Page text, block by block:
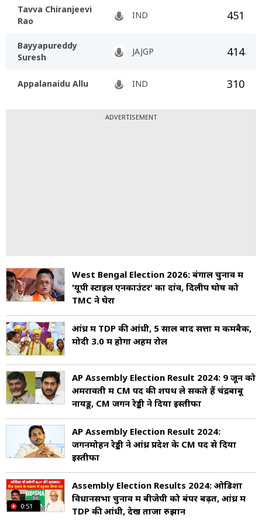
Tavva Chiranjeevi
Rao
IND 451
Bayyapureddy
Suresh
JAJGP 414
Appalanaidu Allu IND 310
ADVERTISEMENT
West Bengal Election 2026: बंगाल चुनाव में
'यूपी स्टाइल एनकाउंटर' का दांव, दिलीप घोष को
TMC ने घेरा
आंध्र में TDP की आंधी, 5 साल बाद सत्ता में कमबैक,
मोदी 3.0 में होगा अहम रोल
AP Assembly Election Result 2024: 9 जून को
अमरावती में CM पद की शपथ ले सकते हैं चंद्रबाबू
नायडू, CM जगन रेड्डी ने दिया इस्तीफा
AP Assembly Election Result 2024:
जगनमोहन रेड्डी ने आंध्र प्रदेश के CM पद से दिया
इस्तीफा
0:51
Assembly Election Results 2024: ओडिशा
विधानसभा चुनाव में बीजेपी को बंपर बढ़त, आंध्र में
TDP की आंधी, देखें ताजा रुझान